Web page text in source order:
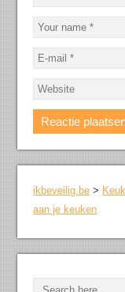
ikbeveilig.be >
aan je keuken